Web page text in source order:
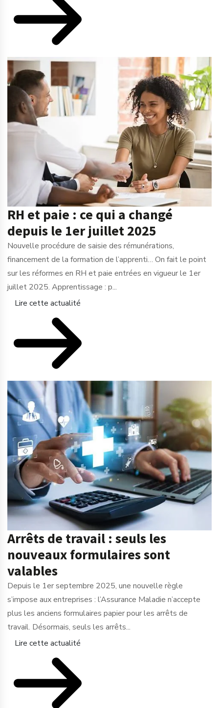
RH et paie : ce qui a changé
depuis le 1er juillet 2025
Nouvelle procédure de saisie des rémunérations,
financement de la formation de l’apprenti… On fait le point
sur les réformes en RH et paie entrées en vigueur le 1er
juillet 2025. Apprentissage : p...
Lire cette actualité
Arrêts de travail : seuls les
nouveaux formulaires sont
valables
Depuis le 1er septembre 2025, une nouvelle règle
s’impose aux entreprises : l’Assurance Maladie n’accepte
plus les anciens formulaires papier pour les arrêts de
travail. Désormais, seuls les arrêts...
Lire cette actualité